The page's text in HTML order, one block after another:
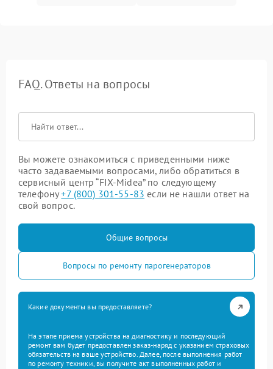
FAQ. Ответы на вопросы
Вы можете ознакомиться с приведенными ниже
часто задаваемыми вопросами, либо обратиться в
сервисный центр “FIX-Midea” по следующему
телефону+7 (800) 301-55-83 если не нашли ответ на
свой вопрос.
Общие вопросы
Вопросы по ремонту парогенераторов
Какие документы вы предоставляете?
На этапе приема устройства на диагностику и последующий
ремонт вам будет предоставлен заказ-наряд с указанием страховых
обязательств на ваше устройство. Далее, после выполнения работ
по ремонту техники, вы получите акт выполненных работ и